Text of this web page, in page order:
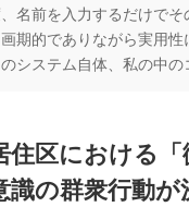
名前を入力するだけでそ
期的でありながら実用性
システム自体、私の中の
住区における
識の群衆行動